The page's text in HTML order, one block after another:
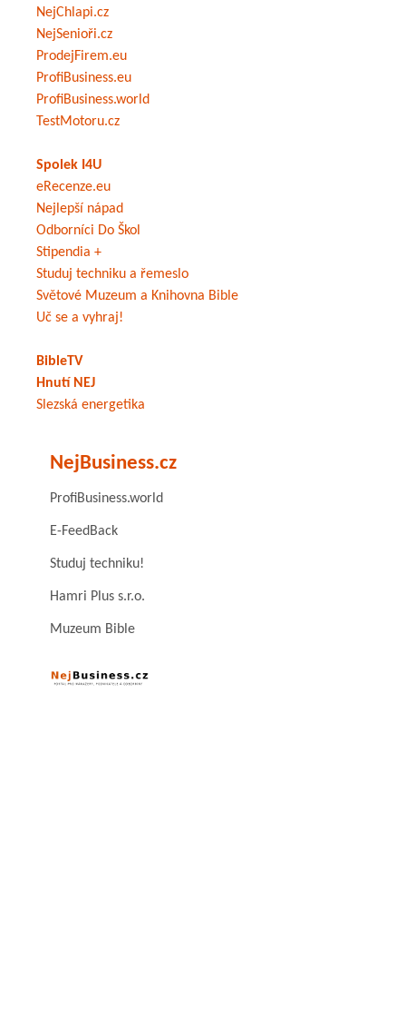
NejChlapi.cz
NejSenioři.cz
ProdejFirem.eu
ProfiBusiness.eu
ProfiBusiness.world
TestMotoru.cz
Spolek I4U
eRecenze.eu
Nejlepší nápad
Odborníci Do Škol
Stipendia +
Studuj techniku a řemeslo
Světové Muzeum a Knihovna Bible
Uč se a vyhraj!
BibleTV
Hnutí NEJ
Slezská energetika
NejBusiness.cz
ProfiBusiness.world
E-FeedBack
Studuj techniku!
Hamri Plus s.r.o.
Muzeum Bible